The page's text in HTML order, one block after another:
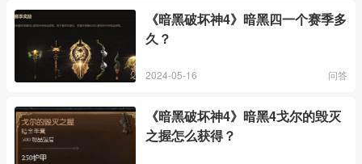
《暗黑破坏神4》暗黑四一个赛季多
久？
2024-05-16 问答
《暗黑破坏神4》暗黑4戈尔的毁灭
之握怎么获得？